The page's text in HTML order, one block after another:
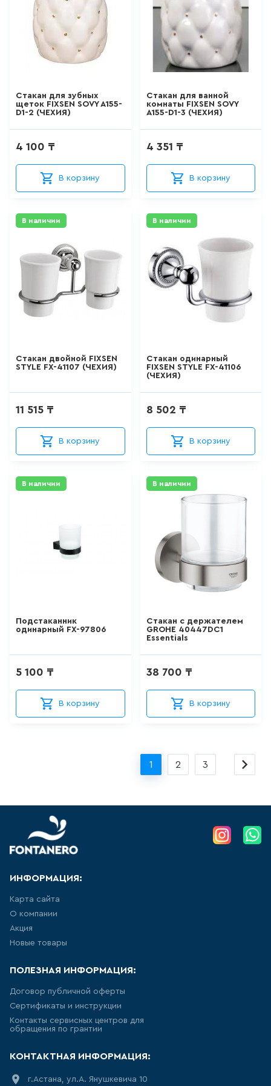
АКРИЛОВЫЕ ВАННЫ
товаров
15 товаров
САНТЕХНИЧЕСКОГО АКРИЛА
АБС/ПММА
товаров
МРАМОРНЫЕ ВАННЫ
15 товаров
26 товаров
ДУШЕВЫЕ ОГРАЖДЕНИЯ
ШТОРКИ СТЕКЛЯННЫЕ
НАПОЛЬНЫЕ
ОТДЕЛЬНОСТОЯЩИЕ
УНИТАЗЫ
66 товаров
НАПОЛЬНЫЕ ПРИСТАВНЫЕ
УНИТАЗЫ
УНИТАЗ ПРИСТАВНОЙ
НАПОЛЬНЫЙ, ДЛЯ МОНТАЖА С
СИСТЕМОЙ ИНСТАЛЛЯЦИИ
8 товаров
28 товаров
НАПОЛЬНЫЕ БИДЕ
10 товаров
ПИССУАРЫ
5 товаров
РАКОВИНА ВСТРАИВАЕМАЯ В
Стакан для зубных
щеток FIXSEN SOVY A155-
D1-2 (ЧЕХИЯ)
4 100 ₸
В корзину
Стакан для ванной
комнаты FIXSEN SOVY
A155-D1-3 (ЧЕХИЯ)
4 351 ₸
В корзину
В наличии
Стакан двойной FIXSEN
STYLE FX-41107 (ЧЕХИЯ)
11 515 ₸
В корзину
В наличии
Стакан одинарный
FIXSEN STYLE FX-41106
(ЧЕХИЯ)
8 502 ₸
В корзину
В наличии
Подстаканник
одинарный FX-97806
5 100 ₸
В корзину
В наличии
Стакан с держателем
GROHE 40447DC1
Essentials
38 700 ₸
В корзину
1 2 3
ИНФОРМАЦИЯ:
Карта сайта
О компании
Акция
Новые товары
ПОЛЕЗНАЯ ИНФОРМАЦИЯ:
Договор публичной оферты
Сертификаты и инструкции
Контакты сервисных центров для
обращения по грантии
КОНТАКТНАЯ ИНФОРМАЦИЯ:
г.Астана, ул.А. Янушкевича 10